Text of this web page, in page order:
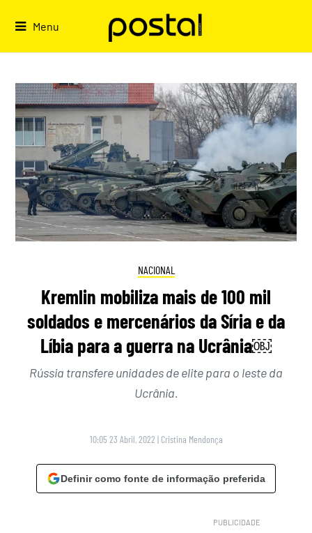
Menu
NACIONAL
Kremlin mobiliza mais de 100 mil
soldados e mercenários da Síria e da
Líbia para a guerra na Ucrânia￼
Rússia transfere unidades de elite para o leste da
Ucrânia.
10:05 23 Abril, 2022 | Cristina Mendonça
Definir como fonte de informação preferida